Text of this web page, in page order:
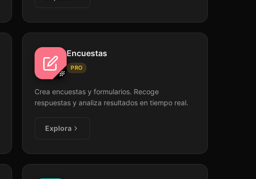
Encuestas
PRO
Crea encuestas y formularios. Recoge
respuestas y analiza resultados en tiempo real.
Explora